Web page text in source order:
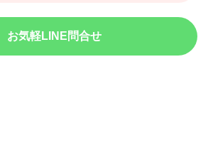
お気軽LINE問合せ